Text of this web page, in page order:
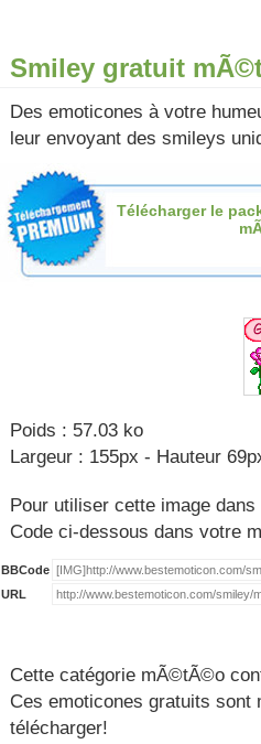
Smiley gratuit
Des emoticones à votre
leur envoyant des smileys
Télécharger le
Poids : 57.03 ko
Largeur : 155px - Hauteur
Pour utiliser cette image
Code ci-dessous dans votre
BBCode
URL
Cette catégorie mÃ©tÃ©o
Ces emoticones gratuits
télécharger!